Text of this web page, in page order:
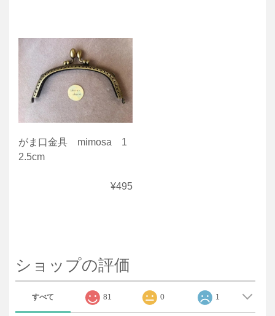
がま口金具 mimosa 1
2.5cm
¥495
ショップの評価
すべて 81 0 1